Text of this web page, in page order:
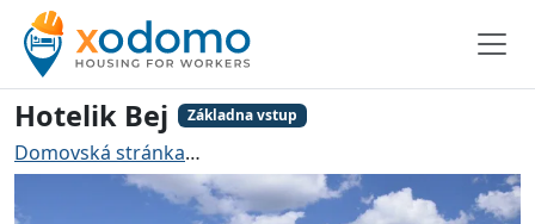
Hotelik Bej Základna vstup
Domovská stránka